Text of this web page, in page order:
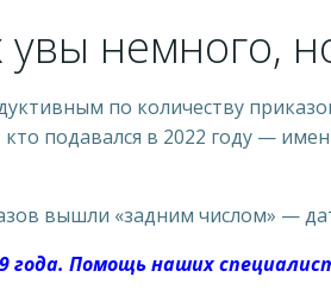
немного,
по количеству
подавался в 2022 году —
вышли «задним числом» —
года. Помощь наших